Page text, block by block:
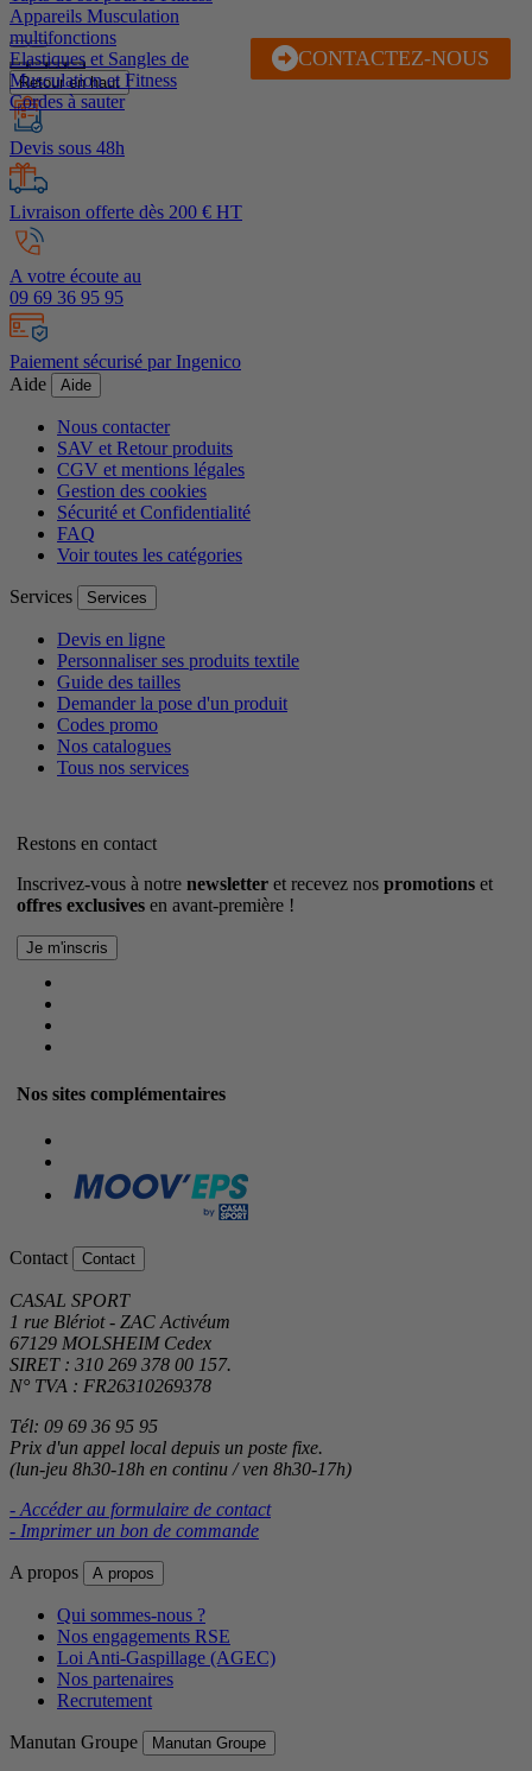
J'EN PROFITE
CONTACTEZ-NOUS
Appareils Musculation
multifonctions
Elastiques et Sangles de
Musculation et Fitness
Cordes à sauter
Retour en haut
Devis sous 48h
Livraison offerte dès 200 € HT
A votre écoute au
09 69 36 95 95
Paiement sécurisé par Ingenico
Aide
Aide
Nous contacter
SAV et Retour produits
CGV et mentions légales
Gestion des cookies
Sécurité et Confidentialité
FAQ
Voir toutes les catégories
Services Services
Devis en ligne
Personnaliser ses produits textile
Guide des tailles
Demander la pose d'un produit
Codes promo
Nos catalogues
Tous nos services
Restons en contact
Inscrivez-vous à notre newsletter et recevez nos promotions et
offres exclusives en avant-première !
Nos sites complémentaires
Contact Contact
CASAL SPORT
1 rue Blériot - ZAC Activéum
67129 MOLSHEIM Cedex
SIRET : 310 269 378 00 157.
N° TVA : FR26310269378
Tél: 09 69 36 95 95
Prix d'un appel local depuis un poste fixe.
(lun-jeu 8h30-18h en continu / ven 8h30-17h)
- Accéder au formulaire de contact
- Imprimer un bon de commande
A propos A propos
Qui sommes-nous ?
Nos engagements RSE
Loi Anti-Gaspillage (AGEC)
Nos partenaires
Recrutement
Manutan Groupe Manutan Groupe